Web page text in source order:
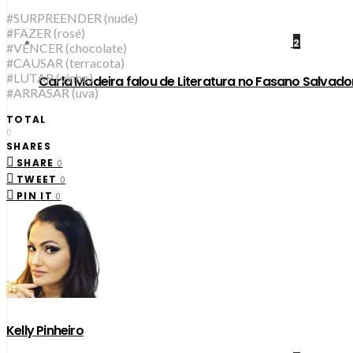
2
Carla Madeira falou de Literatura no Fasano
#SURPREENDER (nude)
#FAZER (rosé)
#VENCER (chocolate)
#CAUSAR (terracota)
#LUTAR (vinho)
#ARRASAR (uva)
TOTAL
0
SHARES
SHARE 0
TWEET 0
PIN IT 0
Kelly Pinheiro